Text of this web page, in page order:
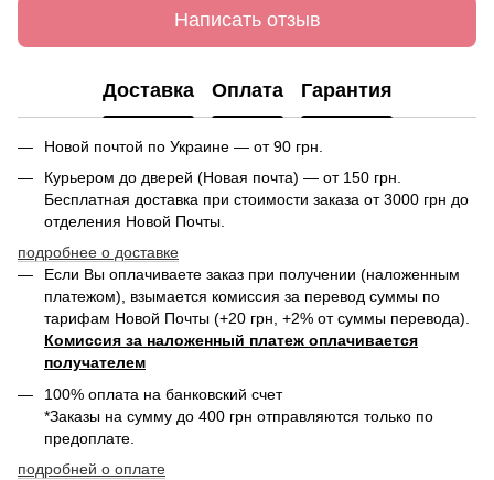
Написать отзыв
Доставка Оплата Гарантия
Новой почтой по Украине — от 90 грн.
Курьером до дверей (Новая почта) — от 150 грн.
Бесплатная доставка при стоимости заказа от 3000 грн до
отделения Новой Почты.
подробнее о доставке
Если Вы оплачиваете заказ при получении (наложенным
платежом), взымается комиссия за перевод суммы по
тарифам Новой Почты (+20 грн, +2% от суммы перевода).
Комиссия за наложенный платеж оплачивается
получателем
100% оплата на банковский счет
*Заказы на сумму до 400 грн отправляются только по
предоплате.
подробней о оплате